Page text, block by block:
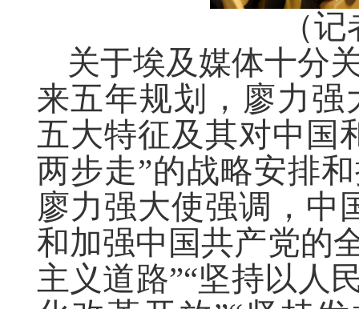
（
关于埃及媒体十分
来五年规划，廖力
五大特征及其对中国
两步走”的战略安排
廖力强大使强调，中
和加强中国共产党的
主义道路”“坚持以人